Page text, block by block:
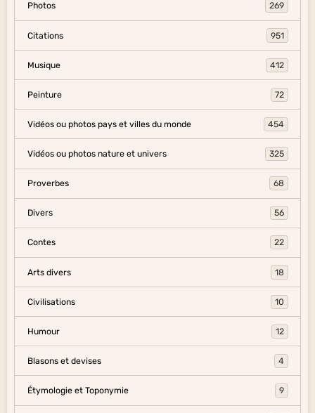
Photos 269
Citations 951
Musique 412
Peinture 72
Vidéos ou photos pays et villes du monde 454
Vidéos ou photos nature et univers 325
Proverbes 68
Divers 56
Contes 22
Arts divers 18
Civilisations 10
Humour 12
Blasons et devises 4
Étymologie et Toponymie 9